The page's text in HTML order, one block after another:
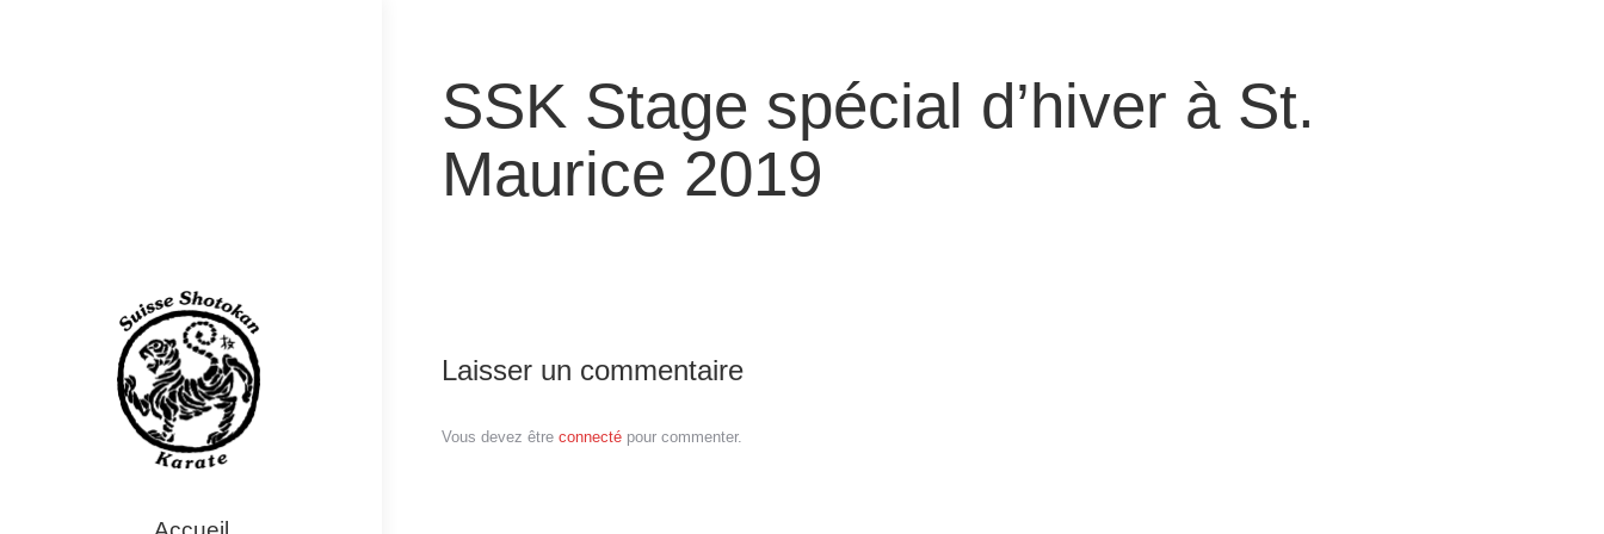
SSK Stage spécial d’hiver à St.
Maurice 2019
Laisser un commentaire
Vous devez être connecté pour commenter.